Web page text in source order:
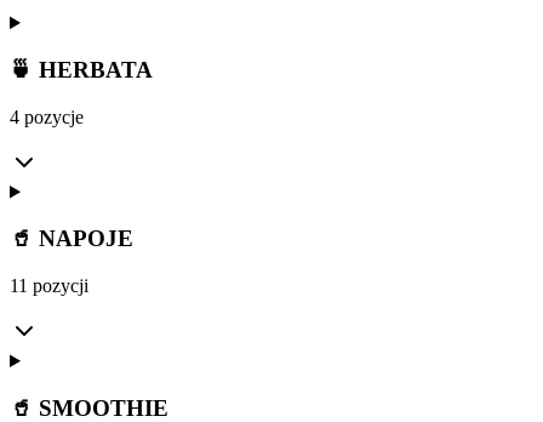
🍵 HERBATA
4 pozycje
🥤 NAPOJE
11 pozycji
🥤 SMOOTHIE